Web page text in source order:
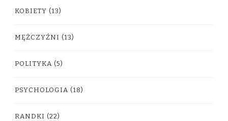
KOBIETY (13)
MĘŻCZYŹNI (13)
POLITYKA (5)
PSYCHOLOGIA (18)
RANDKI (22)